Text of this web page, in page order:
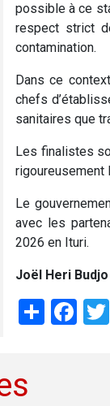
possible à ce
respect strict
contamination.
Dans ce
chefs
sanitaires que
Les finalistes
rigoureusement
Le
avec les
2026 en Ituri.
Joël Heri Budjo
Share